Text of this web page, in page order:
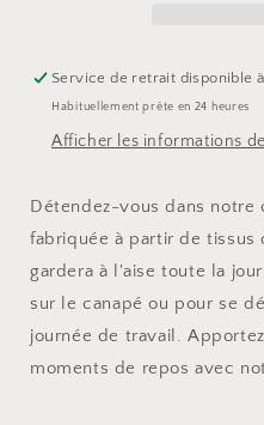
Service de retrait disponible à
Habituellement prête en 24 heures
Afficher les informations
Détendez-vous dans
fabriquée à partir de
gardera à l'aise toute la
sur le canapé ou pour se
journée de travail.
moments de repos avec